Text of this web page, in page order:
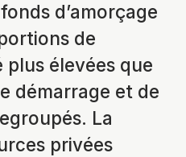
d’amorçage
de
élevées que
démarrage et de
La
privées